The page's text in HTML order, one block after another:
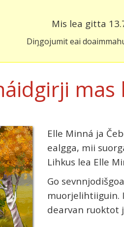
Mis lea gitta
Diŋgojumit eai
Elle Minná ja
ealgga, mii
Lihkus lea Elle
Go
muorjelihtiiguin.
dearvan ruoktot